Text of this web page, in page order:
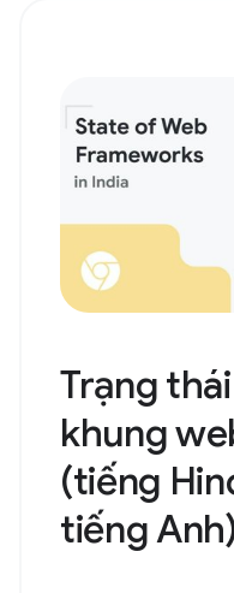
Trạng
khung
(tiếng
tiếng